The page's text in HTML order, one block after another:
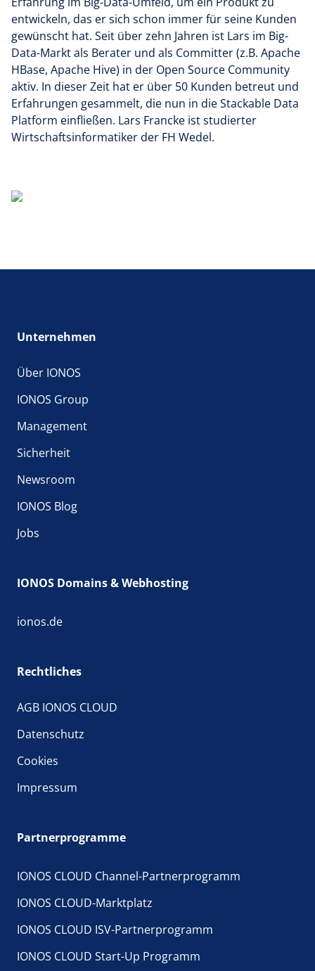
entwickeln, das er sich schon immer für seine Kunden
gewünscht hat. Seit über zehn Jahren ist Lars im Big-
Data-Markt als Berater und als Committer (z.B. Apache
HBase, Apache Hive) in der Open Source Community
aktiv. In dieser Zeit hat er über 50 Kunden betreut und
Erfahrungen gesammelt, die nun in die Stackable Data
Platform einfließen. Lars Francke ist studierter
Wirtschaftsinformatiker der FH Wedel.
Unternehmen
Über IONOS
IONOS Group
Management
Sicherheit
Newsroom
IONOS Blog
Jobs
IONOS Domains & Webhosting
ionos.de
Rechtliches
AGB IONOS CLOUD
Datenschutz
Cookies
Impressum
Partnerprogramme
IONOS CLOUD Channel-Partnerprogramm
IONOS CLOUD-Marktplatz
IONOS CLOUD ISV-Partnerprogramm
IONOS CLOUD Start-Up Programm